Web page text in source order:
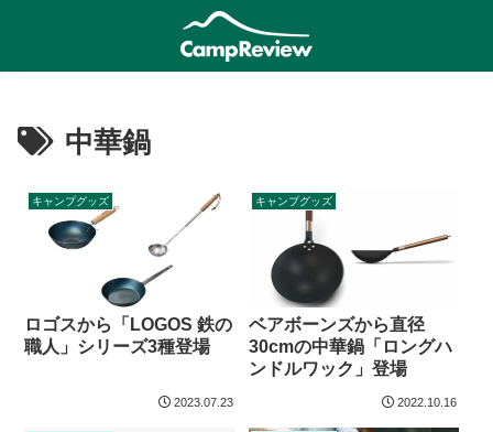
中華鍋
キャンプグッズ
ロゴスから「LOGOS 鉄の
職人」シリーズ3種登場
2023.07.23
キャンプグッズ
ベアボーンズから直径
30cmの中華鍋「ロングハ
ンドルワック」登場
2022.10.16